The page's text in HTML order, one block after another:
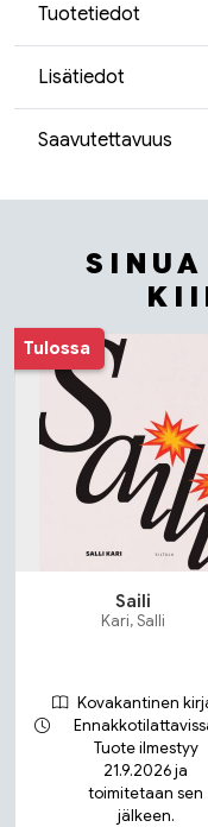
Tuotetiedot
Lisätiedot
Saavutettavuus
Tuoteluettelon alku
Tulossa
Saili
Kari, Salli
Kovakantinen
Tuote ilmestyy
21.9.2026 ja
toimitetaan sen
jälkeen.